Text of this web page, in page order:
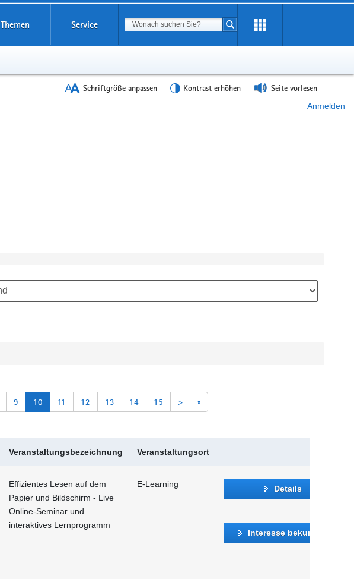
Themen Service Suchbegriff
Suche starten
Schriftgröße anpassen Kontrast erhöhen Seite vorlesen
Anmelden
9 10 11 12 13 14 15 > »
Veranstaltungsbezeichnung Veranstaltungsort
Effizientes Lesen auf dem
Papier und Bildschirm - Live
Online-Seminar und
interaktives Lernprogramm
E-Learning Details
Interesse bekunden